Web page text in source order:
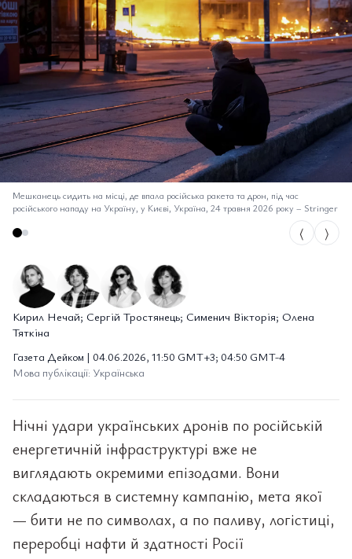
Мешканець сидить на місці, де впала російська ракета та дрон, під час
російського нападу на Україну, у Києві, Україна, 24 травня 2026 року – Stringer
⟨ ⟩
Кирил Нечай; Сергій Тростянець; Сименич Вікторія; Олена
Тяткіна
Газета Дейком | 04.06.2026, 11:50 GMT+3; 04:50 GMT-4
Мова публікації: Українська
Нічні удари українських дронів по російській
енергетичній інфраструктурі вже не
виглядають окремими епізодами. Вони
складаються в системну кампанію, мета якої
— бити не по символах, а по паливу, логістиці,
переробці нафти й здатності Росії